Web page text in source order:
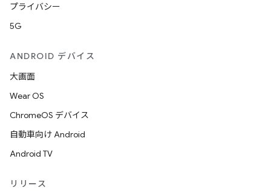
プライバシー
5G
ANDROID デバイス
大画面
Wear OS
ChromeOS デバイス
自動車向け Android
Android TV
リリース